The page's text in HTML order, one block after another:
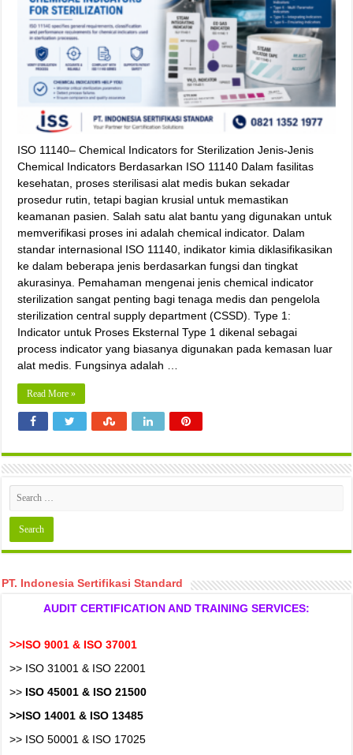
ISO 11140– Chemical Indicators for Sterilization Jenis-Jenis
Chemical Indicators Berdasarkan ISO 11140 Dalam fasilitas
kesehatan, proses sterilisasi alat medis bukan sekadar
prosedur rutin, tetapi bagian krusial untuk memastikan
keamanan pasien. Salah satu alat bantu yang digunakan untuk
memverifikasi proses ini adalah chemical indicator. Dalam
standar internasional ISO 11140, indikator kimia diklasifikasikan
ke dalam beberapa jenis berdasarkan fungsi dan tingkat
akurasinya. Pemahaman mengenai jenis chemical indicator
sterilization sangat penting bagi tenaga medis dan pengelola
sterilization central supply department (CSSD). Type 1:
Indicator untuk Proses Eksternal Type 1 dikenal sebagai
process indicator yang biasanya digunakan pada kemasan luar
alat medis. Fungsinya adalah …
Read More »
PT. Indonesia Sertifikasi Standard
AUDIT CERTIFICATION AND TRAINING SERVICES:
>>ISO 9001 & ISO 37001
>> ISO 31001 & ISO 22001
>> ISO 45001 & ISO 21500
>>ISO 14001 & ISO 13485
>> ISO 50001 & ISO 17025